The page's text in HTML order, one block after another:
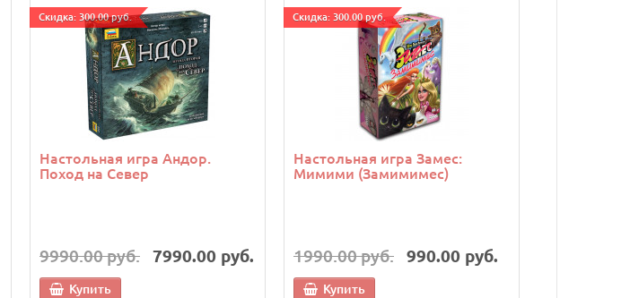
Cкидка: 300.00 руб.
Настольная игра Андор.
Поход на Север
9990.00 руб. 7990.00 руб.
Купить
Cкидка: 300.00 руб.
Настольная игра Замес:
Мимими (Замимимес)
1990.00 руб. 990.00 руб.
Купить